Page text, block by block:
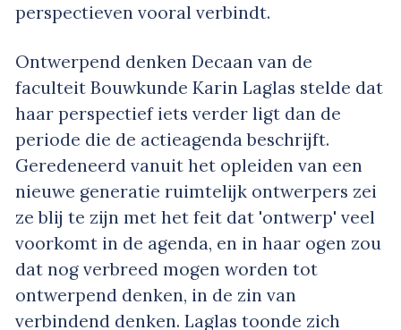
perspectieven vooral verbindt.
Ontwerpend denken Decaan van de
faculteit Bouwkunde Karin Laglas stelde dat
haar perspectief iets verder ligt dan de
periode die de actieagenda beschrijft.
Geredeneerd vanuit het opleiden van een
nieuwe generatie ruimtelijk ontwerpers zei
ze blij te zijn met het feit dat 'ontwerp' veel
voorkomt in de agenda, en in haar ogen zou
dat nog verbreed mogen worden tot
ontwerpend denken, in de zin van
verbindend denken. Laglas toonde zich